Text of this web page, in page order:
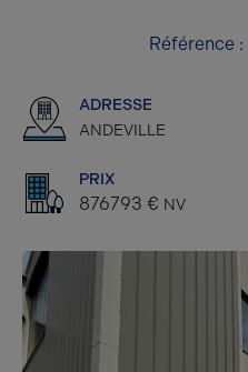
Référence :
ADRESSE
ANDEVILLE
PRIX
876793 € NV